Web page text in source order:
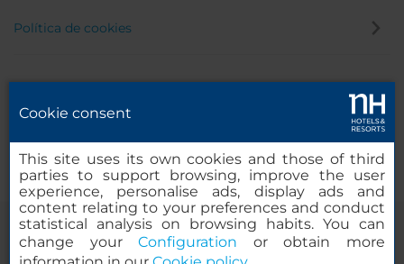
Política de cookies
Canal de denuncias
Cookie consent
This site uses its own cookies and those of third
parties to support browsing, improve the user
experience, personalise ads, display ads and
content relating to your preferences and conduct
statistical analysis on browsing habits. You can
change yourConfiguration or obtain more